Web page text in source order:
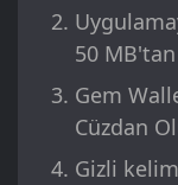
50 MB'tan
Gem
Cüzdan
Gizli